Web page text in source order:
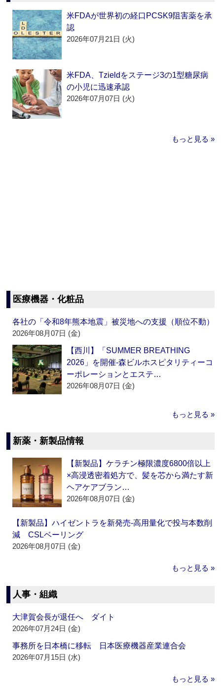
米FDAが世界初の経口PCSK9阻害薬を承
認
2026年07月21日 (火)
米FDA、Tzieldをステージ3の1型糖尿病
の小児に迅速承認
2026年07月07日 (火)
もっと見る »
医療機器・化粧品
各社の「令和8年熊本地震」被災地への支援（順位不動）
2026年08月07日 (金)
【西川】「SUMMER BREATHING
2026」を開催‐森ビルホスピタリティーコ
ーポレーションとエステ…
2026年08月07日 (金)
もっと見る »
新薬・新製品情報
【新製品】ケラチン極限濃度6800倍以上
×高浸透密着処方で、髪を芯から満たす新
ヘアケアブラン…
2026年08月07日 (金)
【新製品】ハイゼントラを新発売‐高用量化で投与本数削
減 CSLベーリング
2026年08月07日 (金)
もっと見る »
人事・組織
大津賀会長が退任へ ダイト
2026年07月24日 (金)
事務所を日本橋に移転 日本医療機器産業連合会
2026年07月15日 (水)
もっと見る »